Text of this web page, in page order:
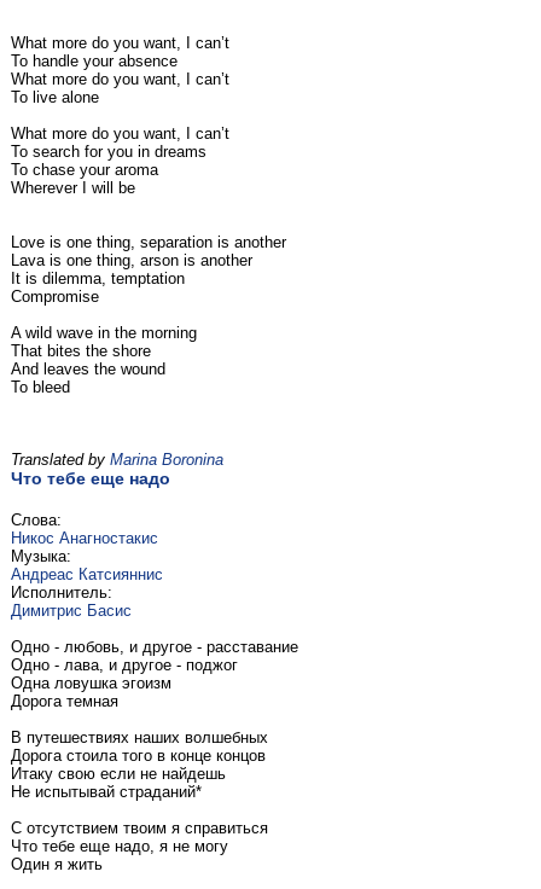
What more do you want, I can’t
To handle your absence
What more do you want, I can’t
To live alone
What more do you want, I can’t
To search for you in dreams
To chase your aroma
Wherever I will be
Love is one thing, separation is another
Lava is one thing, arson is another
It is dilemma, temptation
Compromise
A wild wave in the morning
That bites the shore
And leaves the wound
To bleed
Translated by Marina Boronina
Что тебе еще надо
Слова:
Никос Анагностакис
Музыка:
Андреас Катсияннис
Исполнитель:
Димитрис Басис
Одно - любовь, и другое - расставание
Одно - лава, и другое - поджог
Одна ловушка эгоизм
Дорога темная
В путешествиях наших волшебных
Дорога стоила того в конце концов
Итаку свою если не найдешь
Не испытывай страданий*
С отсутствием твоим я справиться
Что тебе еще надо, я не могу
Один я жить